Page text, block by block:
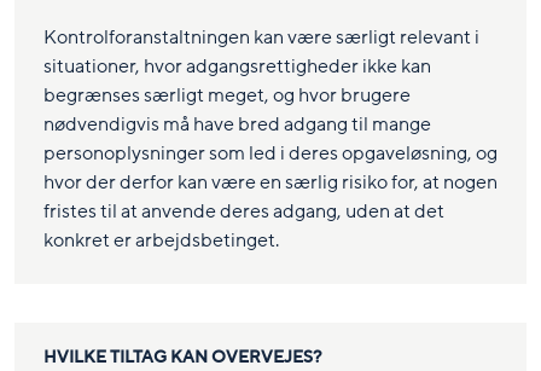
Kontrolforanstaltningen kan være særligt relevant i
situationer, hvor adgangsrettigheder ikke kan
begrænses særligt meget, og hvor brugere
nødvendigvis må have bred adgang til mange
personoplysninger som led i deres opgaveløsning, og
hvor der derfor kan være en særlig risiko for, at nogen
fristes til at anvende deres adgang, uden at det
konkret er arbejdsbetinget.
HVILKE TILTAG KAN OVERVEJES?